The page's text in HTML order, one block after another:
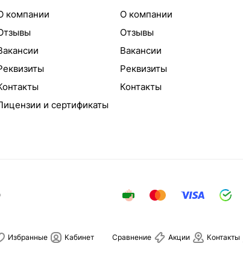
компании
и сертификаты
О компании
Отзывы
Вакансии
Реквизиты
Контакты
Избранные Кабинет Сравнение Акции Контакты